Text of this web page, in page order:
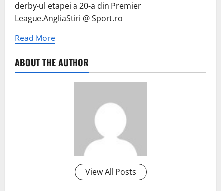
derby-ul etapei a 20-a din Premier
League.AngliaStiri @ Sport.ro
Read More
ABOUT THE AUTHOR
View All Posts